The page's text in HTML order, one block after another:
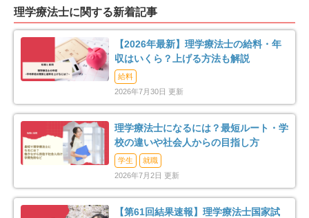
足柄上郡大井町 2
足柄上郡開成町 足柄下郡箱根町 3
足柄下郡真鶴町
愛甲郡愛川町
理学療法士に関する新着記事
【2026年最新】理学療法士の給料・年
収はいくら？上げる方法も解説
給料
2026年7月30日 更新
理学療法士になるには？最短ルート・学
校の違いや社会人からの目指し方
学生
就職
2026年7月2日 更新
【第61回結果速報】理学療法士国家試